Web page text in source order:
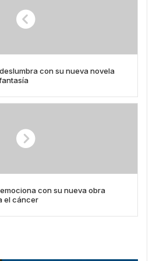
con su nueva novela
con su nueva obra
el cáncer